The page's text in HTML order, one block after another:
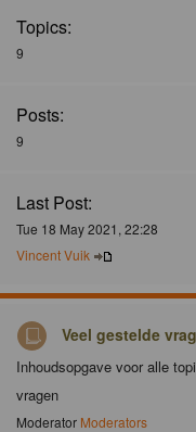
Topics:
9
Posts:
9
Last Post:
Tue 18 May 2021, 22:28
Vincent Vuik
Veel gestelde
Inhoudsopgave voor alle
vragen
Moderator Moderators